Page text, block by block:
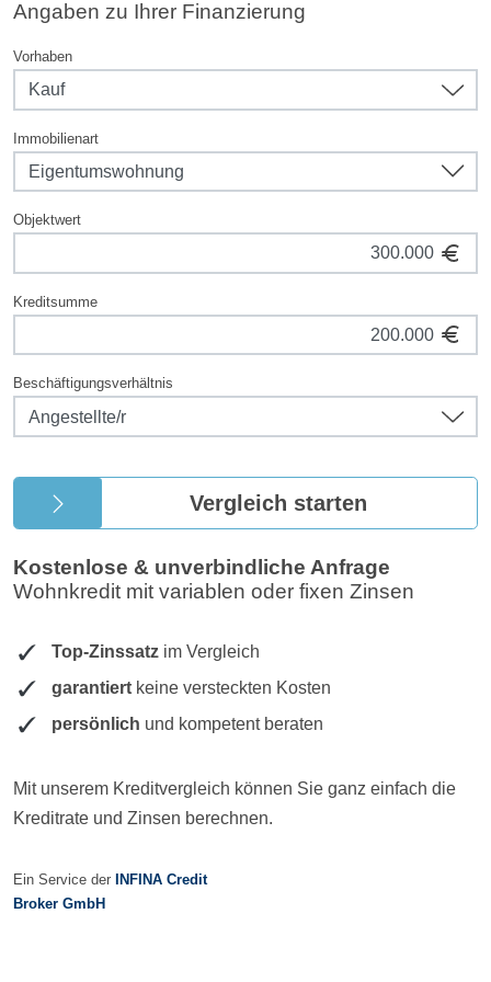
Angaben zu Ihrer Finanzierung
Vorhaben
Immobilienart
Objektwert
Kreditsumme
Beschäftigungsverhältnis
Vergleich starten
Kostenlose & unverbindliche Anfrage
Wohnkredit mit variablen oder fixen Zinsen
Top-Zinssatz im Vergleich
garantiert keine versteckten Kosten
persönlich und kompetent beraten
Mit unserem Kreditvergleich können Sie ganz einfach die
Kreditrate und Zinsen berechnen.
Ein Service der
INFINA Credit
Broker GmbH